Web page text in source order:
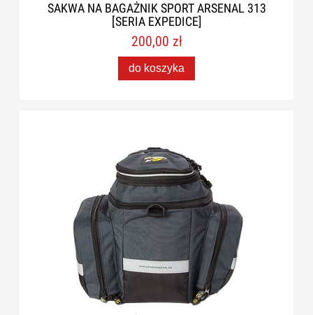
SAKWA NA BAGAŻNIK SPORT ARSENAL 313
[SERIA EXPEDICE]
200,00 zł
do koszyka